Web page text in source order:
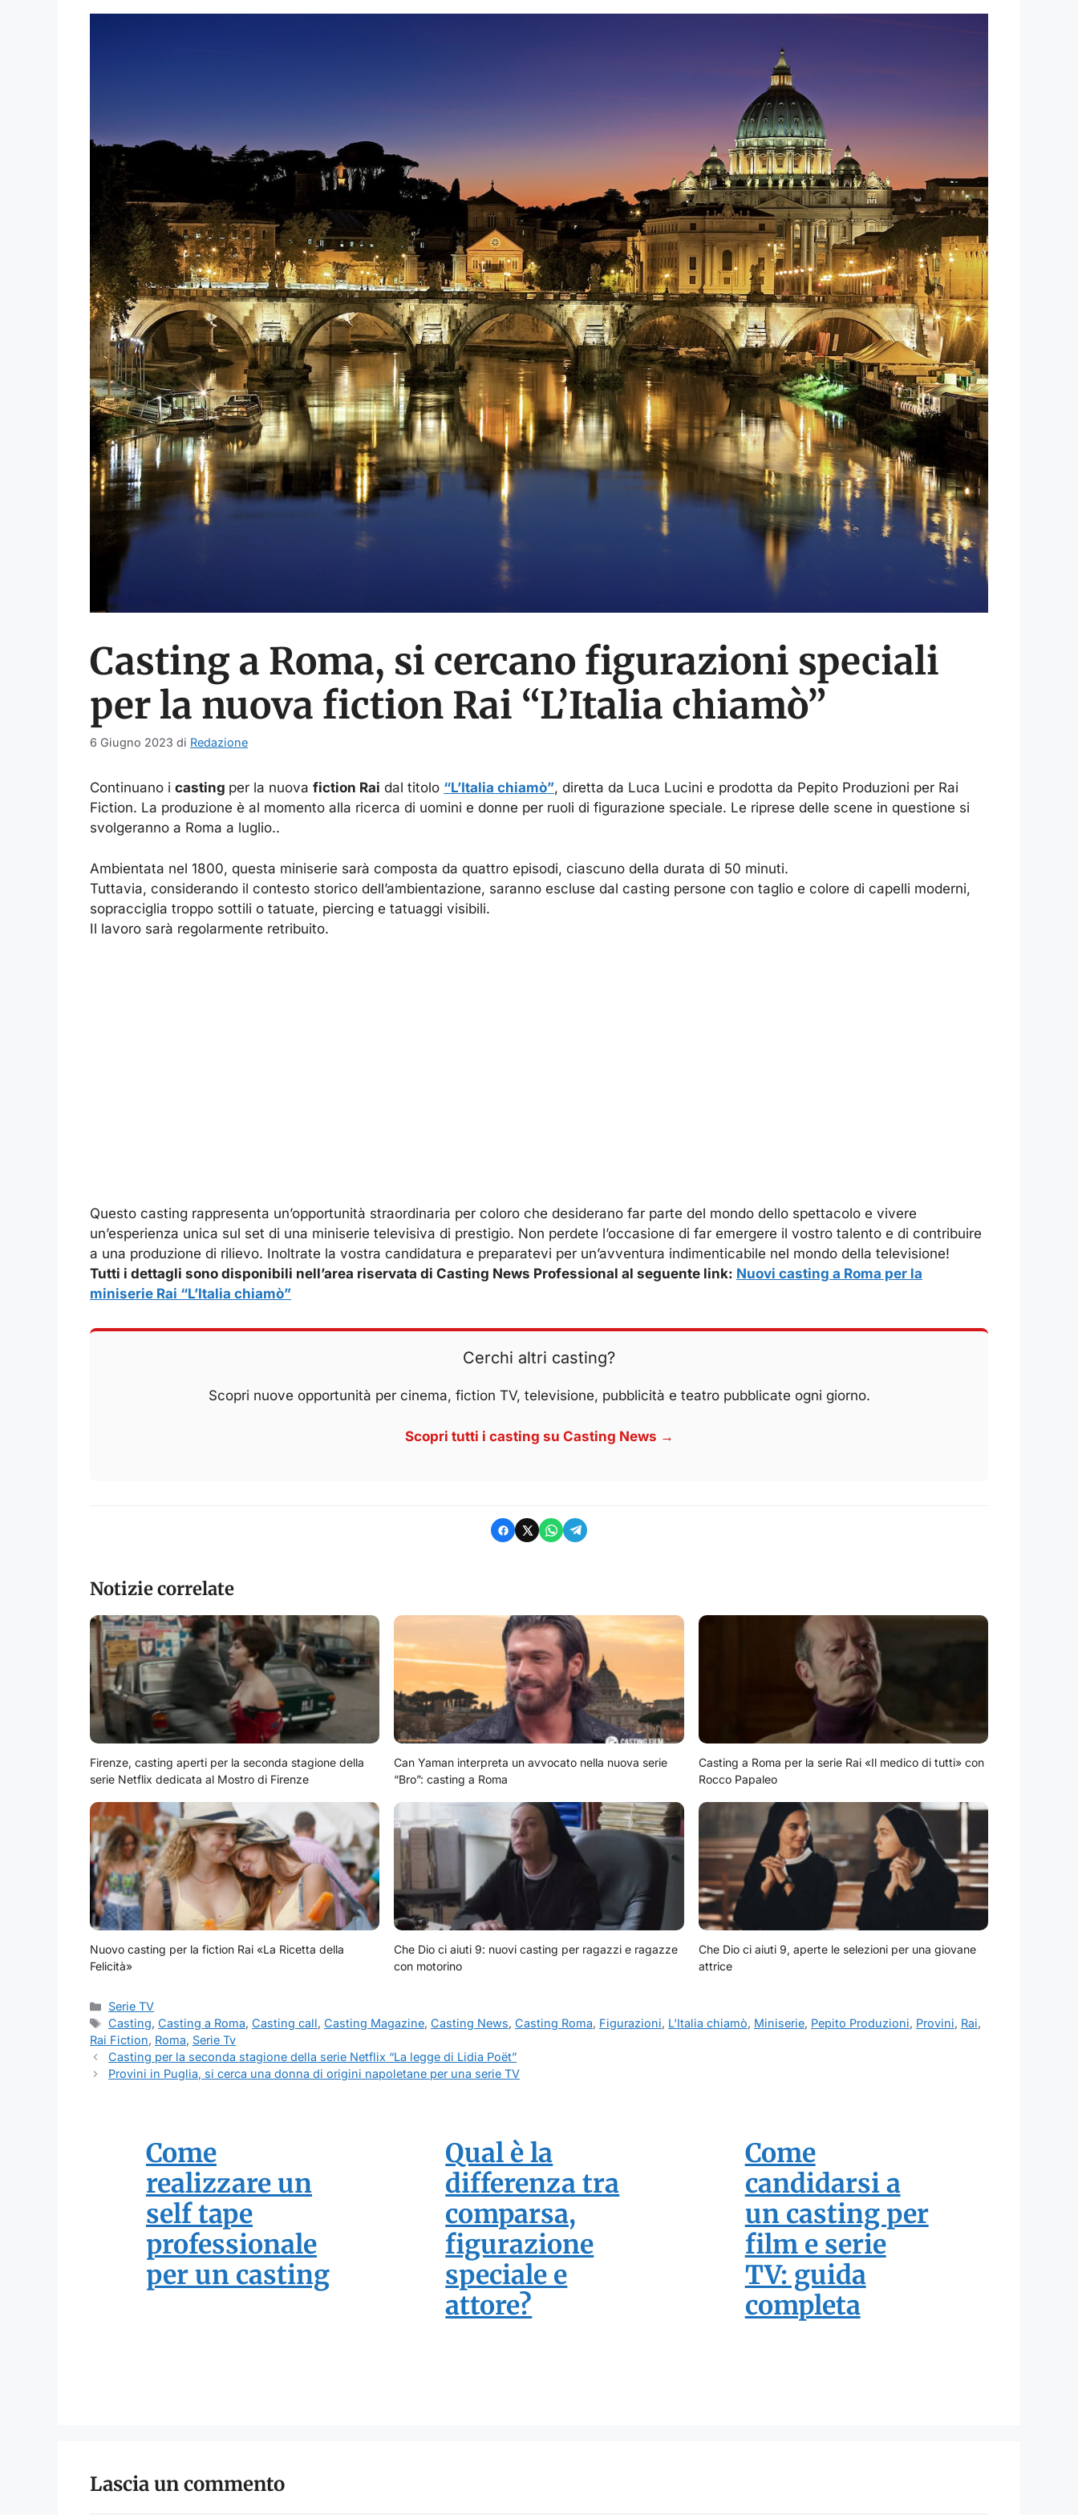
Casting a Roma, si cercano figurazioni speciali
per la nuova fiction Rai “L’Italia chiamò”
6 Giugno 2023 di Redazione
Continuano i casting per la nuova fiction Rai dal titolo “L’Italia chiamò”, diretta da Luca Lucini e prodotta da Pepito Produzioni per Rai
Fiction. La produzione è al momento alla ricerca di uomini e donne per ruoli di figurazione speciale. Le riprese delle scene in questione si
svolgeranno a Roma a luglio..
Ambientata nel 1800, questa miniserie sarà composta da quattro episodi, ciascuno della durata di 50 minuti.
Tuttavia, considerando il contesto storico dell’ambientazione, saranno escluse dal casting persone con taglio e colore di capelli moderni,
sopracciglia troppo sottili o tatuate, piercing e tatuaggi visibili.
Il lavoro sarà regolarmente retribuito.
Questo casting rappresenta un’opportunità straordinaria per coloro che desiderano far parte del mondo dello spettacolo e vivere
un’esperienza unica sul set di una miniserie televisiva di prestigio. Non perdete l’occasione di far emergere il vostro talento e di contribuire
a una produzione di rilievo. Inoltrate la vostra candidatura e preparatevi per un’avventura indimenticabile nel mondo della televisione!
Tutti i dettagli sono disponibili nell’area riservata di Casting News Professional al seguente link: Nuovi casting a Roma per la
miniserie Rai “L’Italia chiamò”
Cerchi altri casting?
Scopri nuove opportunità per cinema, fiction TV, televisione, pubblicità e teatro pubblicate ogni giorno.
Scopri tutti i casting su Casting News →
Notizie correlate
Firenze, casting aperti per la seconda stagione della
serie Netflix dedicata al Mostro di Firenze
Can Yaman interpreta un avvocato nella nuova serie
“Bro”: casting a Roma
Casting a Roma per la serie Rai «Il medico di tutti» con
Rocco Papaleo
Nuovo casting per la fiction Rai «La Ricetta della
Felicità»
Che Dio ci aiuti 9: nuovi casting per ragazzi e ragazze
con motorino
Che Dio ci aiuti 9, aperte le selezioni per una giovane
attrice
Categorie
Serie TV
Tag
Casting,Casting a Roma,Casting call,Casting Magazine,Casting News,Casting Roma, Figurazioni, L'Italia chiamò, Miniserie, Pepito Produzioni, Provini, Rai,
Rai Fiction, Roma, Serie Tv
Casting per la seconda stagione della serie Netflix “La legge di Lidia Poët”
Provini in Puglia, si cerca una donna di origini napoletane per una serie TV
Come
realizzare un
self tape
professionale
per un casting
Qual è la
differenza tra
comparsa,
figurazione
speciale e
attore?
Come
candidarsi a
un casting per
film e serie
TV: guida
completa
Lascia un commento